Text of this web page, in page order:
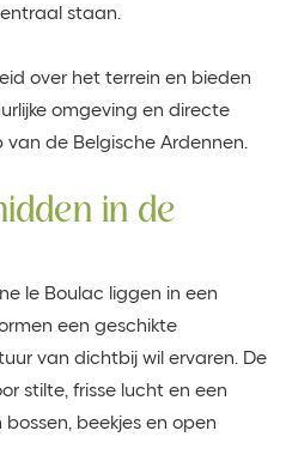
staan.
over het terrein en bieden
omgeving en directe
de Belgische Ardennen.
in de
le Boulac liggen in een
een geschikte
van dichtbij wil ervaren. De
stilte, frisse lucht en een
beekjes en open